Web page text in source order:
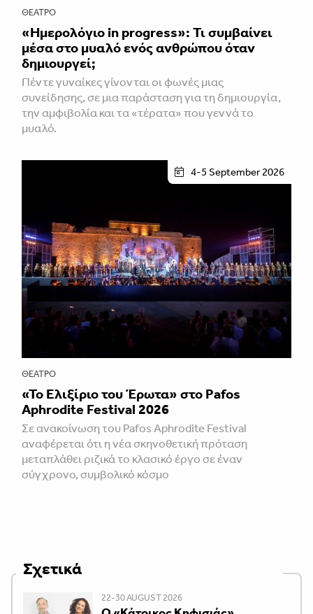
ΘΈΑΤΡΟ
«Ημερολόγιο in progress»: Τι συμβαίνει
μέσα στο μυαλό ενός ανθρώπου όταν
δημιουργεί;
Πέντε γυναίκες γίνονται οι φωνές μιας
συνείδησης, σε μια παράσταση για τη δημιουργία,
την αμφιβολία και τα «τέρατα» που γεννά το
μυαλό.
4-5 September 2026
ΘΈΑΤΡΟ
«Το Ελιξίριο του Έρωτα» στο Pafos
Aphrodite Festival 2026
Σε ανακοίνωση του Pafos Aphrodite Festival
αναφέρεται ότι η νέα σκηνοθετική πρόταση
μεταπλάθει ριζικά το κλασικό έργο σε έναν
σύγχρονο, συμβολικό κόσμο
Σχετικά
22-30 AUGUST 2026